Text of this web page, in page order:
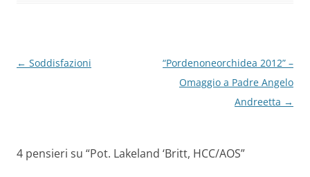
Navigazione
← Soddisfazioni
“Pordenoneorchidea 2012” –
Omaggio a Padre Angelo
Andreetta →
4 pensieri su “Pot. Lakeland ‘Britt, HCC/AOS”